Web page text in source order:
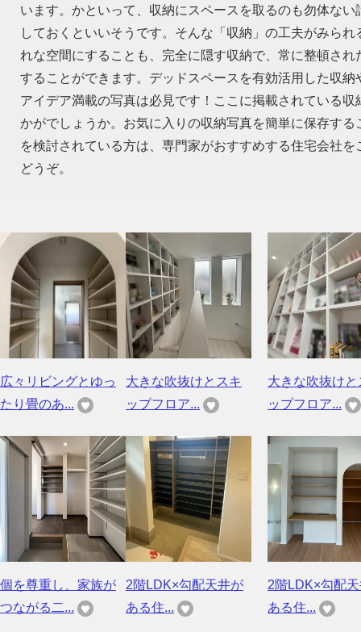
います。かといって、収納にスペースを取るのも勿体な
しておくといいそうです。そんな「収納」の工夫がみら
れな空間にすることも、完全に隠す収納で、常に整頓さ
することができます。デッドスペースを有効活用した収
アイデア満載の写真は必見です！ここに掲載されている
かがでしょうか。お気に入りの収納写真を簡単に保存す
を検討されている方は、専門家がおすすめする住宅会社
どうぞ。
広々リビングとゆっ
たり畳のあ...
大きな吹抜けとスキ
ップフロア...
大きな吹抜けと
ップフロア...
個を尊重し、家族が
つながる二...
2階LDK×勾配天井が
ある住...
2階LDK×勾配
ある住...